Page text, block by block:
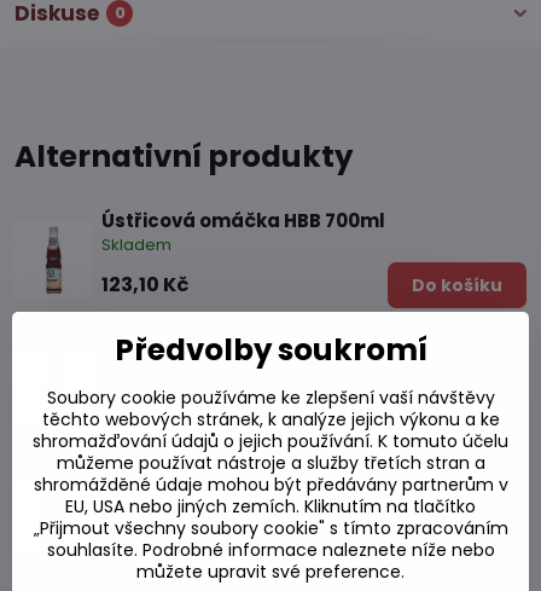
Diskuse 0
Alternativní produkty
Ústřicová omáčka HBB 700ml
Skladem
123,10 Kč Do košíku
Ústřicová omáčka 600 ml
123,10 Kč Do košíku
Fermentovaná rybí omáčka 260g
Skladem
92,19 Kč Do košíku
Předvolby soukromí
Soubory cookie používáme ke zlepšení vaší návštěvy
těchto webových stránek, k analýze jejich výkonu a ke
shromažďování údajů o jejich používání. K tomuto účelu
můžeme používat nástroje a služby třetích stran a
shromážděné údaje mohou být předávány partnerům v
EU, USA nebo jiných zemích. Kliknutím na tlačítko
„Přijmout všechny soubory cookie" s tímto zpracováním
souhlasíte. Podrobné informace naleznete níže nebo
můžete upravit své preference.